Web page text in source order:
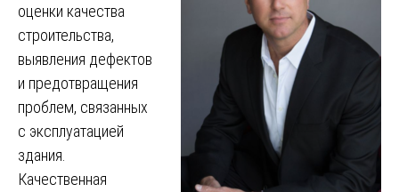
оценки качества
строительства,
выявления дефектов
и предотвращения
проблем, связанных
с эксплуатацией
здания.
Качественная